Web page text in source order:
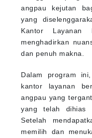
angpau kejutan
yang
Kantor Layanan
menghadirkan
dan penuh makna.
Dalam program
kantor layanan
angpau yang
yang telah dihias
Setelah
memilih dan